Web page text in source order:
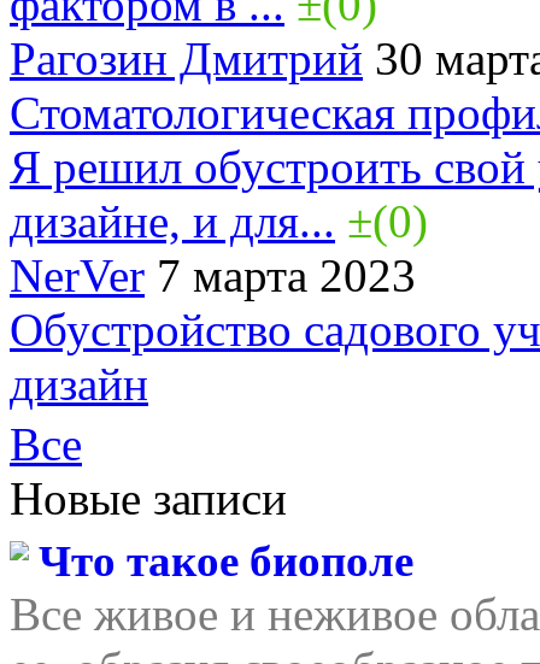
Рагозин Дмитрий 30
Стоматологическая
Я решил обустроить
дизайне, и для... ±(0)
NerVer 7 марта 2023
Обустройство садового
дизайн
Все
Новые записи
Что такое биополе
Все живое и неживое